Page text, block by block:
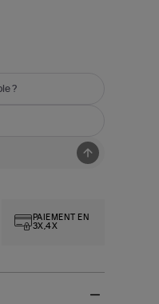
?
PAIEMENT EN
3X,4X